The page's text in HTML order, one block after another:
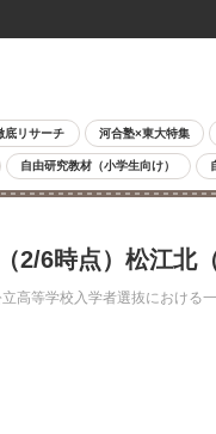
底リサーチ 河合塾×東大特集
自由研究教材（小学生向け）
2/6時点）松江北
等学校入学者選抜における